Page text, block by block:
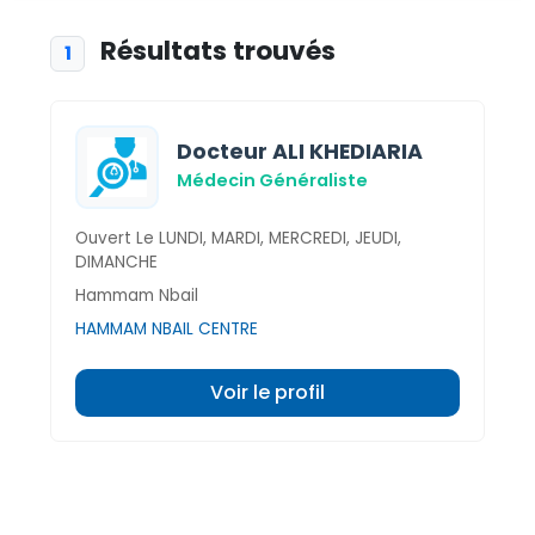
1 Résultats trouvés
Docteur ALI KHEDIARIA
Médecin Généraliste
Ouvert Le LUNDI, MARDI, MERCREDI, JEUDI,
DIMANCHE
Hammam Nbail
HAMMAM NBAIL CENTRE
Voir le profil